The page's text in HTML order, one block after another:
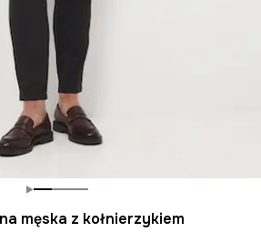
męska z kołnierzykiem